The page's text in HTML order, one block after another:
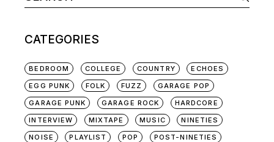
for:
CATEGORIES
BEDROOM COLLEGE COUNTRY
ECHOES
EGG PUNK
FOLK FUZZ
GARAGE POP
GARAGE PUNK
GARAGE ROCK
HARDCORE
INTERVIEW
MIXTAPE MUSIC
NINETIES
NOISE
PLAYLIST POP
POST-NINETIES